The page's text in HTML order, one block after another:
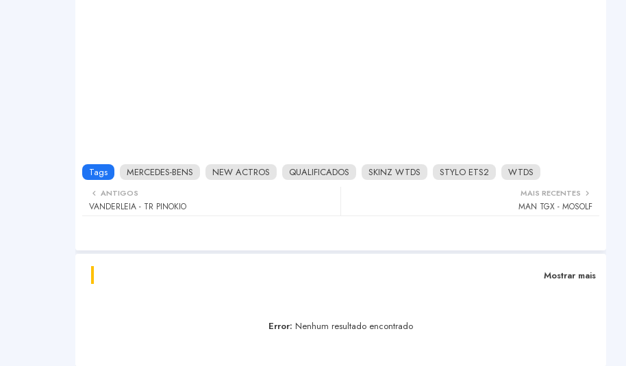
Tags MERCEDES-BENS NEW ACTROS QUALIFICADOS SKINZ WTDS STYLO ETS2 WTDS
MAIS RECENTES
MAN TGX - MOSOLF
ANTIGOS
VANDERLEIA - TR PINOKIO
Mostrar mais
Error: Nenhum resultado encontrado